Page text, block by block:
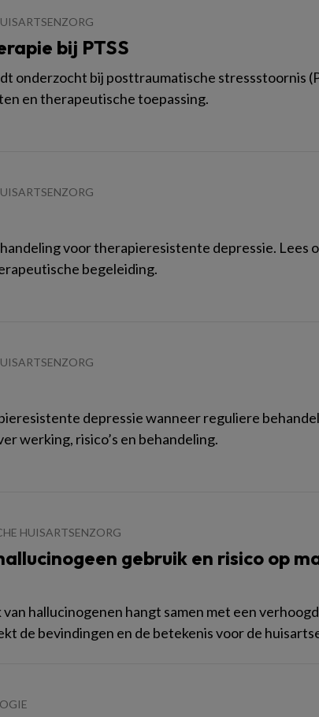
bij PTSS
onderzocht bij posttraumatische stressstoornis
en therapeutische toepassing.
voor therapieresistente depressie. Lees
begeleiding.
depressie wanneer reguliere
werking, risico’s en behandeling.
HUISARTSENZORG
gebruik en risico op
hallucinogenen hangt samen met een
de bevindingen en de betekenis voor de